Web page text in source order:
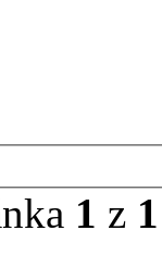
1 z 1